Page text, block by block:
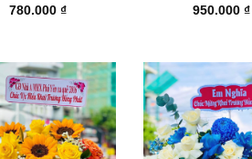
780.000₫
950.000 ₫